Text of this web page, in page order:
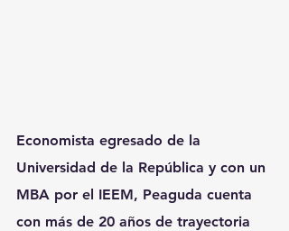
Economista egresado de la
Universidad de la República y con un
MBA por el IEEM, Peaguda cuenta
con más de 20 años de trayectoria